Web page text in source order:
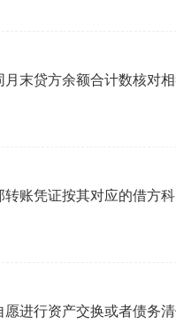
月末贷方余额合计数核对
账凭证按其对应的借方
进行资产交换或者债务